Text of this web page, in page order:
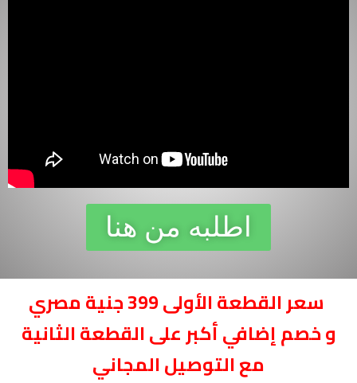
اطلبه من هنا
و خصم إضافي أكبر على القطعة الثانية
مع التوصيل المجاني